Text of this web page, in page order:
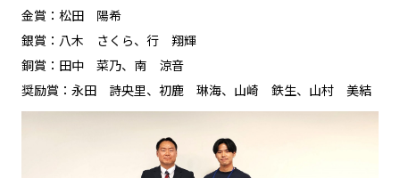
金賞：松田 陽希
銀賞：八木 さくら、行 翔輝
銅賞：田中 菜乃、南 涼音
奨励賞：永田 詩央里、初鹿 琳海、山崎 鉄生、山村 美結